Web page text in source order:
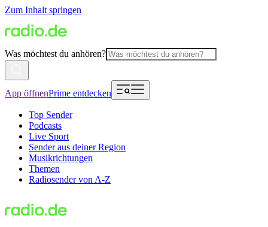
Zum Inhalt springen
Was möchtest du anhören?
App öffnenPrime entdecken
Top Sender
Podcasts
Live Sport
Sender aus deiner Region
Musikrichtungen
Themen
Radiosender von A-Z